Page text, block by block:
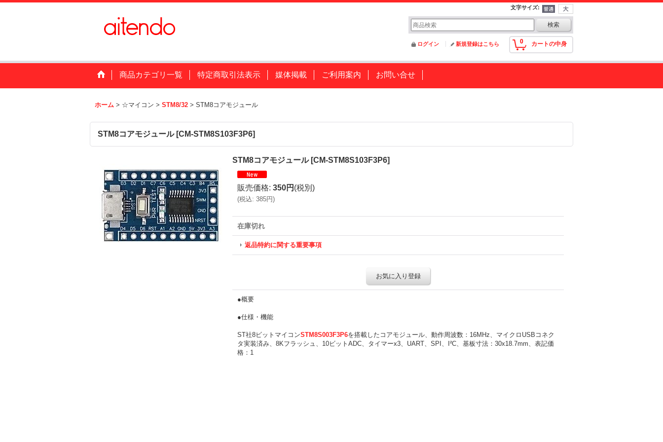
文字サイズ:
0 カートの中身
ログイン 新規登録はこちら
商品カテゴリ一覧 特定商取引法表示 媒体掲載 ご利用案内 お問い合せ
ホーム > ☆マイコン > STM8/32 > STM8コアモジュール
STM8コアモジュール [CM-STM8S103F3P6]
STM8コアモジュール [CM-STM8S103F3P6]
販売価格: 350円 (税別)
(税込: 385円)
在庫切れ
返品特約に関する重要事項
お気に入り登録
●概要
●仕様・機能
ST社8ビットマイコンSTM8S003F3P6‎を搭載したコアモジュール、動作周波数：16MHz、マイクロUSBコネク
タ実装済み、8Kフラッシュ、10ビットADC、タイマーx3、UART、SPI、I²C、基板寸法：30x18.7mm、表記価
格：1